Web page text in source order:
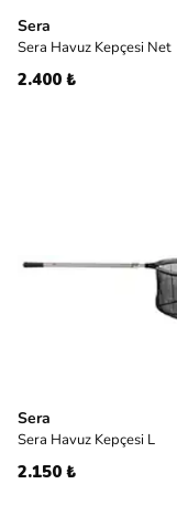
Sera
Sera Havuz Kepçesi Net
2.400 ₺
Sera
Sera Havuz Kepçesi L
2.150 ₺